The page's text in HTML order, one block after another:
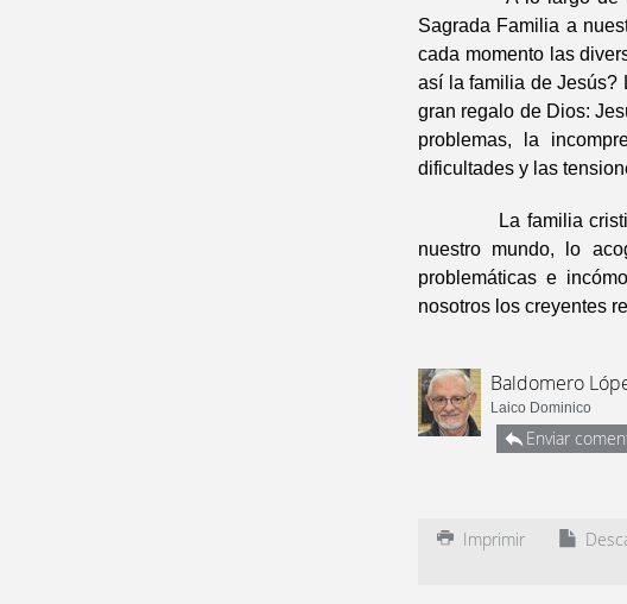
Sagrada Familia a
cada momento las
así la familia de Jesús?
gran regalo de Dios:
problemas, la
dificultades y las
La familia cristiana
nuestro mundo, lo
problemáticas e
nosotros los creyentes
Baldomero
Laico Dominico
Enviar
Imprimir